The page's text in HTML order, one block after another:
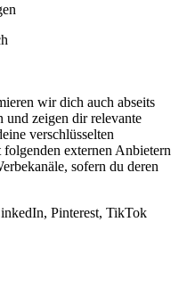
wir dich auch abseits
und zeigen dir relevante
verschlüsselten
externen Anbietern
sofern du deren
Pinterest, TikTok